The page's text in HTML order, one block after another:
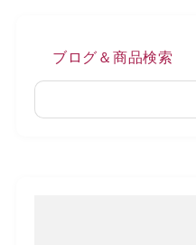
ブログ＆商品検索